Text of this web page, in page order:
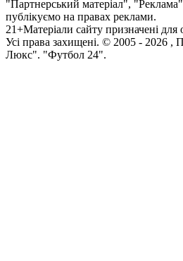
"Партнерський матеріал",
публікуємо на правах реклами.
21+Матеріали сайту призначені для
Усi права захищенi. © 2005 - 2026 ,
Люкс". "Футбол 24".